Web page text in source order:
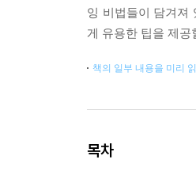
잉 비법들이 담겨져
게 유용한 팁을 제공
책의 일부 내용을 미리
목차